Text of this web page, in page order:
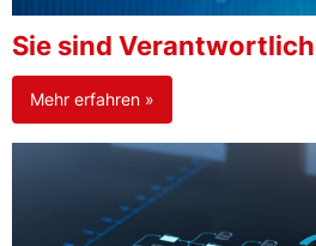
Sie sind
Mehr erfahren »